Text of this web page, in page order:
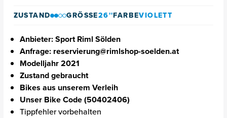
ZUSTAND GRÖSSE26''FARBEVIOLETT
Anbieter: Sport Riml Sölden
Anfrage: reservierung@rimlshop-soelden.at
Modelljahr 2021
Zustand gebraucht
Bikes aus unserem Verleih
Unser Bike Code (50402406)
Tippfehler vorbehalten